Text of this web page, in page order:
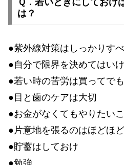
Ｑ．若いときにしておけ
は？
●紫外線対策はしっかりすべ
●自分で限界を決めてはい
●若い時の苦労は買ってで
●目と歯のケアは大切
●お金がなくてもやりたい
●片意地を張るのはほどほ
●貯蓄はしておけ
●勉強